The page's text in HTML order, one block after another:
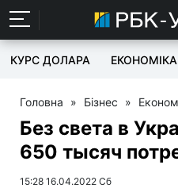
КУРС ДОЛАРА ЕКОНОМІКА
Головна » Бізнес »
Без света в
650 тысяч
15:28 16.04.2022 Сб